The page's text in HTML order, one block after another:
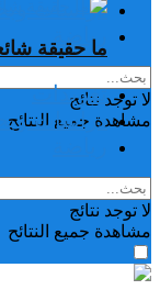
دراسات
رياضة
لا توجد نتائج
مشاهدة جميع النتائح
ما حقيقة
تغريدات
دراسات
لا توجد نتائج
مشاهدة جميع النتائح